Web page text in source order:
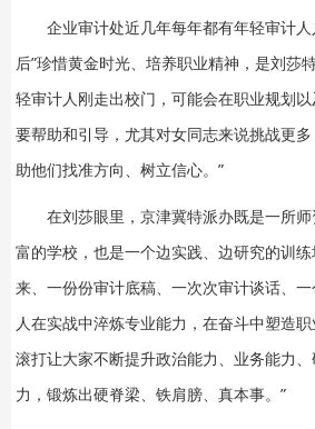
企业审计处近几年每年都有年轻审计
后”珍惜黄金时光、培养职业精神，是刘莎
轻审计人刚走出校门，可能会在职业规划
要帮助和引导，尤其对女同志来说挑战更多
助他们找准方向、树立信心。”
在刘莎眼里，京津冀特派办既是一所
富的学校，也是一个边实践、边研究的训
来、一份份审计底稿、一次次审计谈话、
人在实战中淬炼专业能力，在奋斗中塑造
滚打让大家不断提升政治能力、业务能力
力，锻炼出硬脊梁、铁肩膀、真本事。”